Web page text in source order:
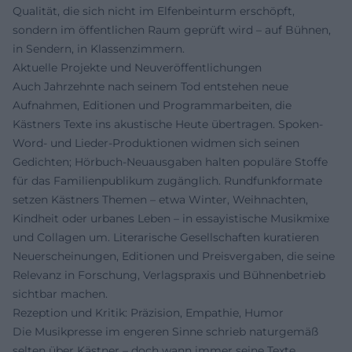
Qualität, die sich nicht im Elfenbeinturm erschöpft,
sondern im öffentlichen Raum geprüft wird – auf Bühnen,
in Sendern, in Klassenzimmern.
Aktuelle Projekte und Neuveröffentlichungen
Auch Jahrzehnte nach seinem Tod entstehen neue
Aufnahmen, Editionen und Programmarbeiten, die
Kästners Texte ins akustische Heute übertragen. Spoken-
Word- und Lieder-Produktionen widmen sich seinen
Gedichten; Hörbuch-Neuausgaben halten populäre Stoffe
für das Familienpublikum zugänglich. Rundfunkformate
setzen Kästners Themen – etwa Winter, Weihnachten,
Kindheit oder urbanes Leben – in essayistische Musikmixe
und Collagen um. Literarische Gesellschaften kuratieren
Neuerscheinungen, Editionen und Preisvergaben, die seine
Relevanz in Forschung, Verlagspraxis und Bühnenbetrieb
sichtbar machen.
Rezeption und Kritik: Präzision, Empathie, Humor
Die Musikpresse im engeren Sinne schrieb naturgemäß